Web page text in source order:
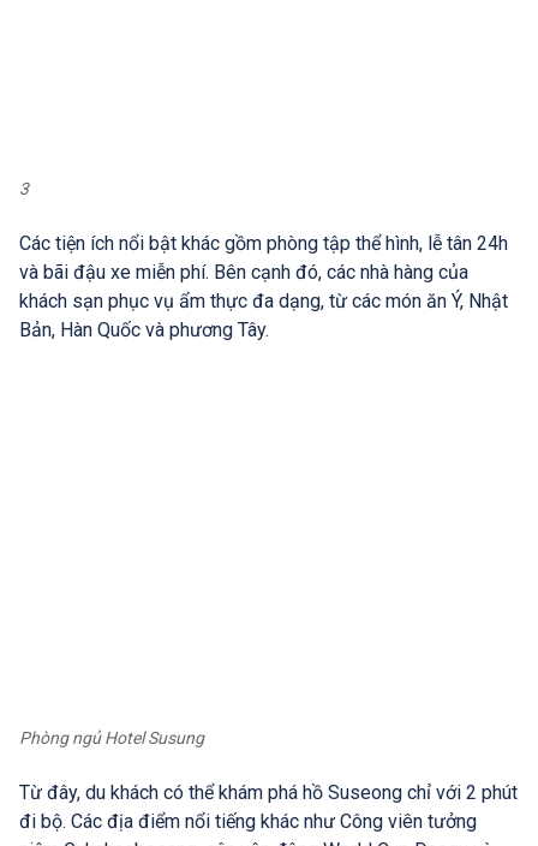
3
Các tiện ích nổi bật khác gồm phòng tập thể hình, lễ tân 24h
và bãi đậu xe miễn phí. Bên cạnh đó, các nhà hàng của
khách sạn phục vụ ẩm thực đa dạng, từ các món ăn Ý, Nhật
Bản, Hàn Quốc và phương Tây.
Phòng ngủ Hotel Susung
Từ đây, du khách có thể khám phá hồ Suseong chỉ với 2 phút
đi bộ. Các địa điểm nổi tiếng khác như Công viên tưởng